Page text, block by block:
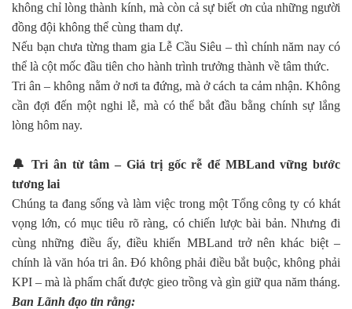
không chỉ lòng thành kính, mà còn cả sự biết ơn của những người
đồng đội không thể cùng tham dự.
Nếu bạn chưa từng tham gia Lễ Cầu Siêu – thì chính năm nay có
thể là cột mốc đầu tiên cho hành trình trưởng thành về tâm thức.
Tri ân – không nằm ở nơi ta đứng, mà ở cách ta cảm nhận. Không
cần đợi đến một nghi lễ, mà có thể bắt đầu bằng chính sự lắng
lòng hôm nay.
🔔 Tri ân từ tâm – Giá trị gốc rễ để MBLand vững bước
tương lai
Chúng ta đang sống và làm việc trong một Tổng công ty có khát
vọng lớn, có mục tiêu rõ ràng, có chiến lược bài bản. Nhưng đi
cùng những điều ấy, điều khiến MBLand trở nên khác biệt –
chính là văn hóa tri ân. Đó không phải điều bắt buộc, không phải
KPI – mà là phẩm chất được gieo trồng và gìn giữ qua năm tháng.
Ban Lãnh đạo tin rằng: